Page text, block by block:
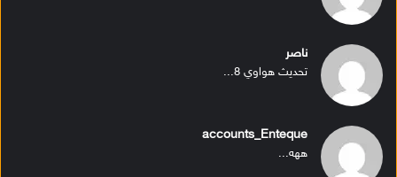
ناصر
تحديث هواوي 8...
accounts_Enteque
ههه...